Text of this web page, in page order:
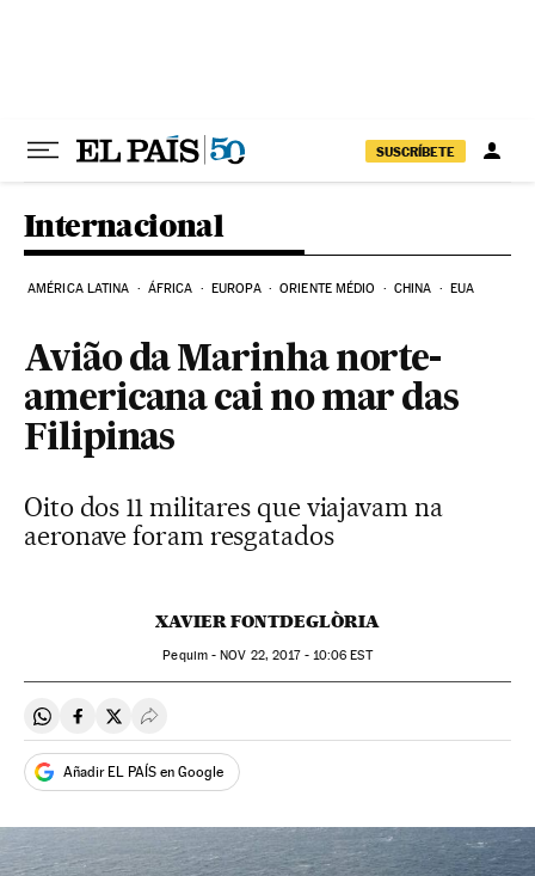
SUSCRÍBETE
Internacional
AMÉRICA LATINA ÁFRICA EUROPA ORIENTE MÉDIO CHINA EUA
Avião da Marinha norte-
americana cai no mar das
Filipinas
Oito dos 11 militares que viajavam na
aeronave foram resgatados
XAVIER FONTDEGLÒRIA
Pequim -NOV 22, 2017 - 10:06 EST
Compartir en Whatsapp
Compartir en Facebook
Compartir en Twitter
Desplegar Redes Sociales
Añadir EL PAÍS en Google